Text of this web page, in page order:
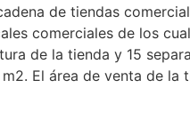
de tiendas
comerciales de los
de la tienda y 15
El área de venta de la